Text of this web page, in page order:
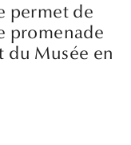
permet de
promenade
du Musée en